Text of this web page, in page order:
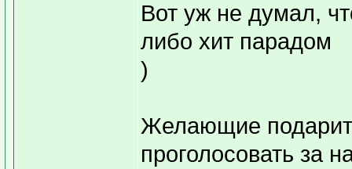
Вот уж не думал,
либо хит парадом
)
Желающие
проголосовать за